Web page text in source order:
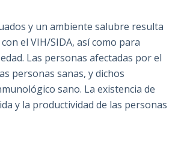
y un ambiente salubre resulta
el VIH/SIDA, así como para
Las personas afectadas por el
personas sanas, y dichos
sano. La existencia de
y la productividad de las personas